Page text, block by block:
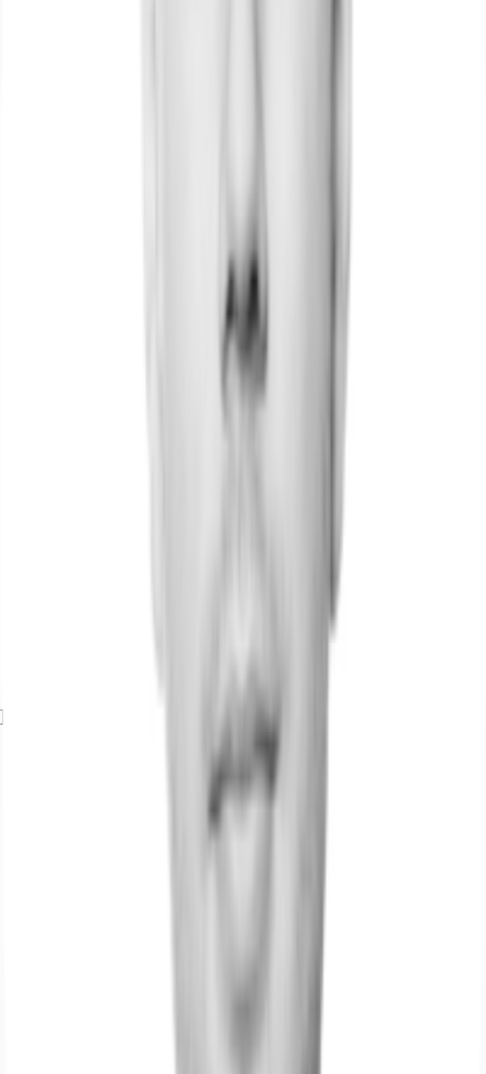
Exposé herunterladen